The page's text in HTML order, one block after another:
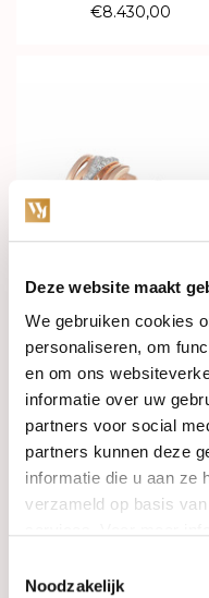
Deze website maakt
We gebruiken cookies
personaliseren, om
en om ons
informatie over uw
partners voor social
partners kunnen deze
informatie die u aan ze
verzameld op basis
Noodzakelijk
€8.430,00
Op voorraad
AL CORO Creolen
18k Roségoud met
NE424R
€4.990,00